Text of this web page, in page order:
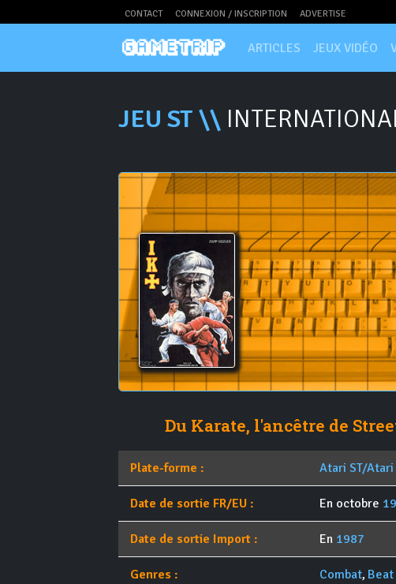
CONTACT CONNEXION / INSCRIPTION ADVERTISE
ARTICLES JEUX VIDÉO
JEU ST \\
Du Karate, l'ancêtre de
Plate-forme : Atari ST/Atari
Date de sortie FR/EU : En octobre
Date de sortie Import : En 1987
Genres : Combat,